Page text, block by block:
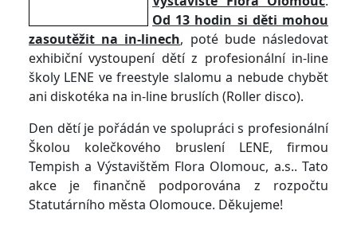
Od 13 hodin si děti mohou
zasoutěžit na in-linech, poté bude následovat
exhibiční vystoupení dětí z profesionální in-line
školy LENE ve freestyle slalomu a nebude chybět
ani diskotéka na in-line bruslích (Roller disco).
Den dětí je pořádán ve spolupráci s profesionální
Školou kolečkového bruslení LENE, firmou
Tempish a Výstavištěm Flora Olomouc, a.s.. Tato
akce je finančně podporována z rozpočtu
Statutárního města Olomouce. Děkujeme!